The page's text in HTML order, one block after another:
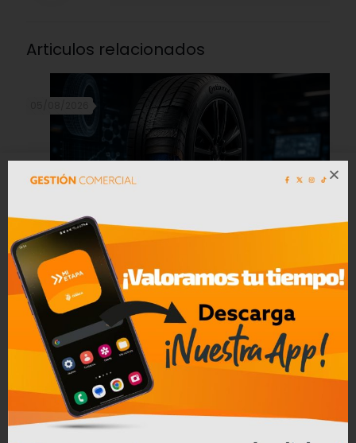
Articulos relacionados
Cinco innovaciones que están
transformando la industria de los
neumáticos y redefinen el futuro de
la movilidad
Leer mas